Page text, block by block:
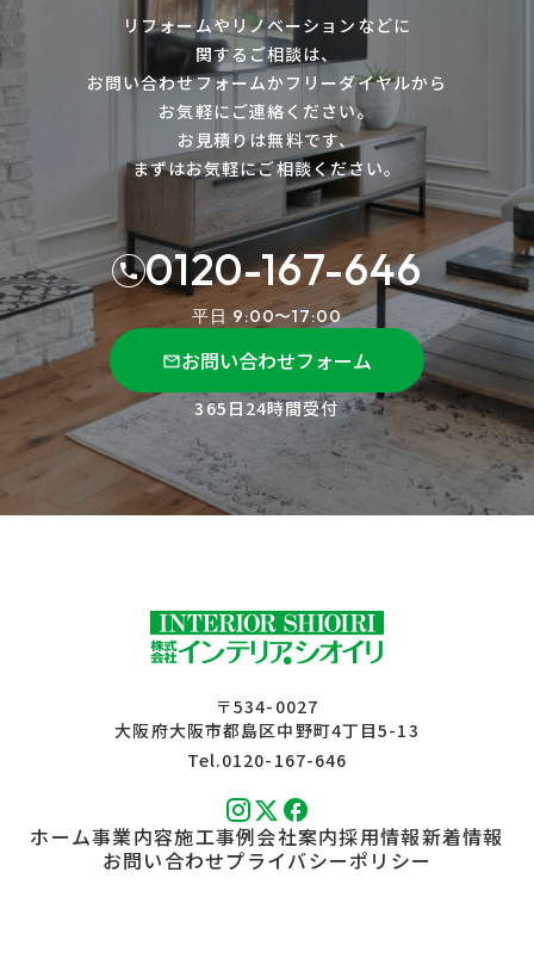
リフォームやリノベーションなどに
関するご相談は、
お問い合わせフォームかフリーダイヤルから
お気軽にご連絡ください。
お見積りは無料です、
まずはお気軽にご相談ください。
0120-167-646
平日 9:00〜17:00
お問い合わせフォーム
365日24時間受付
〒534-0027
大阪府大阪市都島区中野町4丁目5-13
Tel.0120-167-646
ホーム事業内容施工事例会社案内採用情報新着情報
お問い合わせプライバシーポリシー